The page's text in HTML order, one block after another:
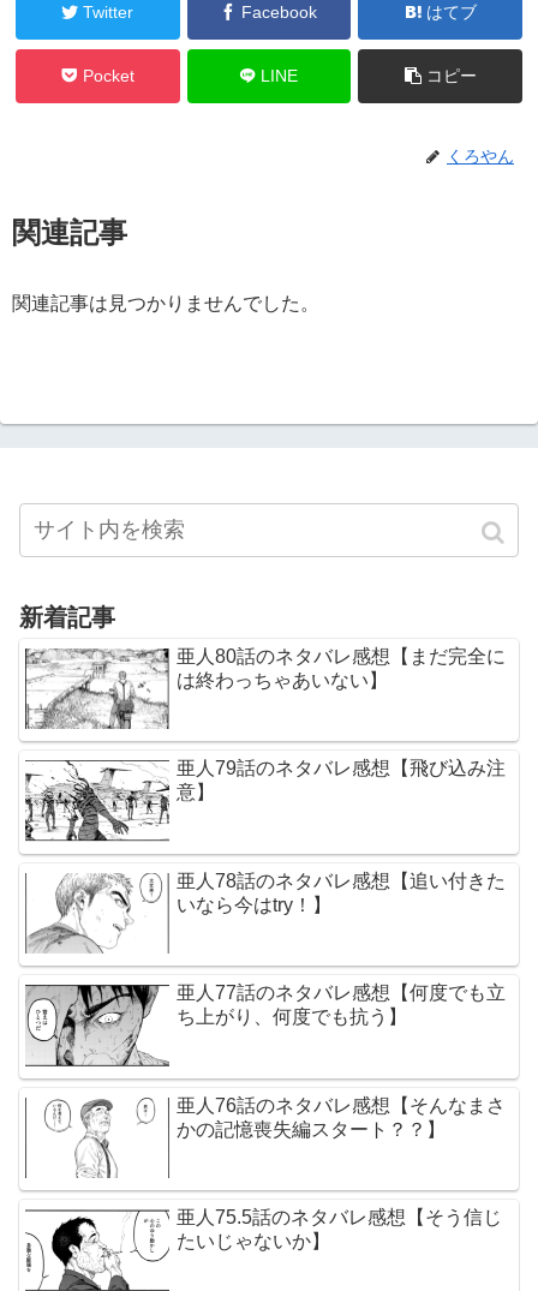
Twitter Facebook はてブ
Pocket LINE コピー
くろやん
関連記事
関連記事は見つかりませんでした。
新着記事
亜人80話のネタバレ感想【まだ完全に
は終わっちゃあいない】
亜人79話のネタバレ感想【飛び込み注
意】
亜人78話のネタバレ感想【追い付きた
いなら今はtry！】
亜人77話のネタバレ感想【何度でも立
ち上がり、何度でも抗う】
亜人76話のネタバレ感想【そんなまさ
かの記憶喪失編スタート？？】
亜人75.5話のネタバレ感想【そう信じ
たいじゃないか】